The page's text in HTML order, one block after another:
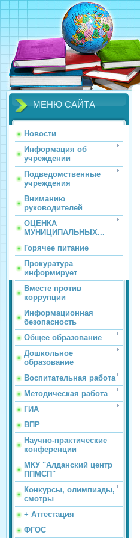
МЕНЮ САЙТА
Новости
Информация об
учреждении
Подведомственные
учреждения
Вниманию
руководителей
ОЦЕНКА
МУНИЦИПАЛЬНЫХ...
Горячее питание
Прокуратура
информирует
Вместе против
коррупции
Информационная
безопасность
Общее образование
Дошкольное
образование
Воспитательная работа
Методическая работа
ГИА
ВПР
Научно-практические
конференции
МКУ "Алданский центр
ППМСП"
Конкурсы, олимпиады,
смотры
+ Аттестация
ФГОС